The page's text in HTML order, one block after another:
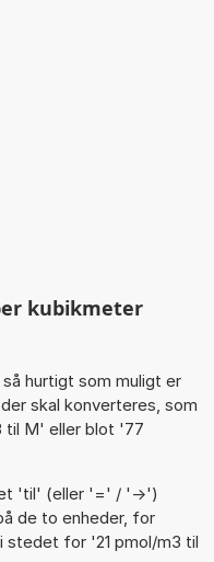
kubikmeter
hurtigt som muligt er
skal konverteres, som
til M' eller blot '77
'til' (eller '=' / '->')
de to enheder, for
for '21 pmol/m3 til